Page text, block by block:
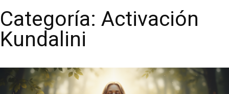
Categoría: Activación
Kundalini